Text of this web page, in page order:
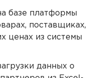
базе платформы
поставщиках,
ценах из системы
данных о